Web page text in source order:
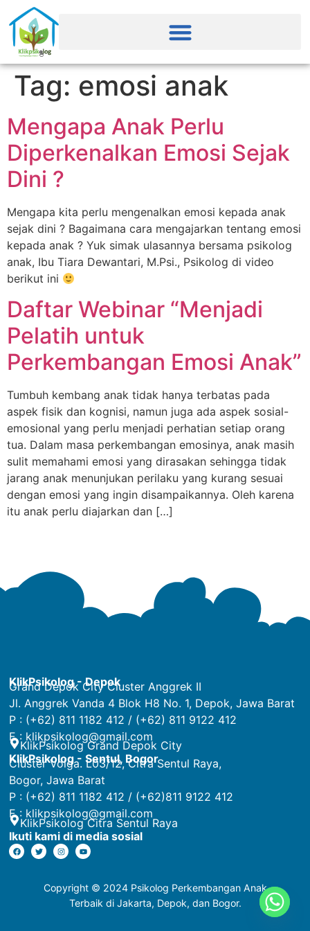
Tag: emosi anak
Mengapa Anak Perlu
Diperkenalkan Emosi Sejak
Dini ?
Mengapa kita perlu mengenalkan emosi kepada anak
sejak dini ? Bagaimana cara mengajarkan tentang emosi
kepada anak ? Yuk simak ulasannya bersama psikolog
anak, Ibu Tiara Dewantari, M.Psi., Psikolog di video
berikut ini
Daftar Webinar “Menjadi
Pelatih untuk
Perkembangan Emosi Anak”
Tumbuh kembang anak tidak hanya terbatas pada
aspek fisik dan kognisi, namun juga ada aspek sosial-
emosional yang perlu menjadi perhatian setiap orang
tua. Dalam masa perkembangan emosinya, anak masih
sulit memahami emosi yang dirasakan sehingga tidak
jarang anak menunjukan perilaku yang kurang sesuai
dengan emosi yang ingin disampaikannya. Oleh karena
itu anak perlu diajarkan dan […]
KlikPsikolog - Depok
Grand Depok City Cluster Anggrek II
Jl. Anggrek Vanda 4 Blok H8 No. 1, Depok, Jawa Barat
P : (+62) 811 1182 412 / (+62) 811 9122 412
E : klikpsikolog@gmail.com
KlikPsikolog Grand Depok City
KlikPsikolog - Sentul, Bogor
Cluster Volga. L03/12, Citra Sentul Raya,
Bogor, Jawa Barat
P : (+62) 811 1182 412 / (+62)811 9122 412
E : klikpsikolog@gmail.com
KlikPsikolog Citra Sentul Raya
Ikuti kami di media sosial
Copyright © 2024 Psikolog Perkembangan Anak
Terbaik di Jakarta, Depok, dan Bogor.